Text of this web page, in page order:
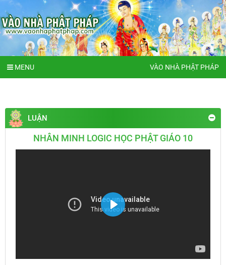
MENU VÀO NHÀ PHẬT PHÁP
LUẬN
NHÂN MINH LOGIC HỌC PHẬT GIÁO 10
Play